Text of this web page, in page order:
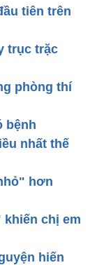
tiên trên
trục trặc
phòng thí
bệnh
nhất thế
hơn
chị em
hiến